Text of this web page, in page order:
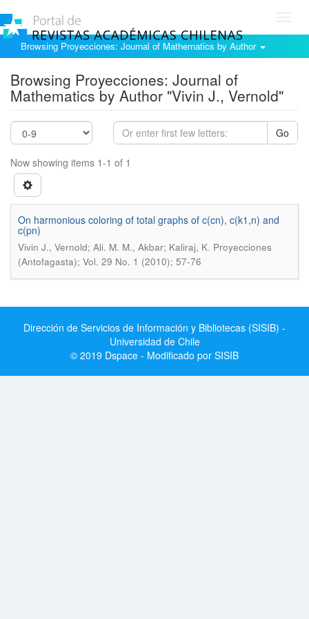
Browsing Proyecciones: Journal of Mathematics by Author
Browsing Proyecciones: Journal of
Mathematics by Author "Vivin J., Vernold"
Go
Now showing items 1-1 of 1
On harmonious coloring of total graphs of c(cn), c(k1,n) and
c(pn)
Vivin J., Vernold; Ali. M. M., Akbar; Kaliraj, K. Proyecciones
(Antofagasta); Vol. 29 No. 1 (2010); 57-76
Dirección de Servicios de Información y Bibliotecas (SISIB) -
Universidad de Chile
© 2019 Dspace - Modificado por SISIB